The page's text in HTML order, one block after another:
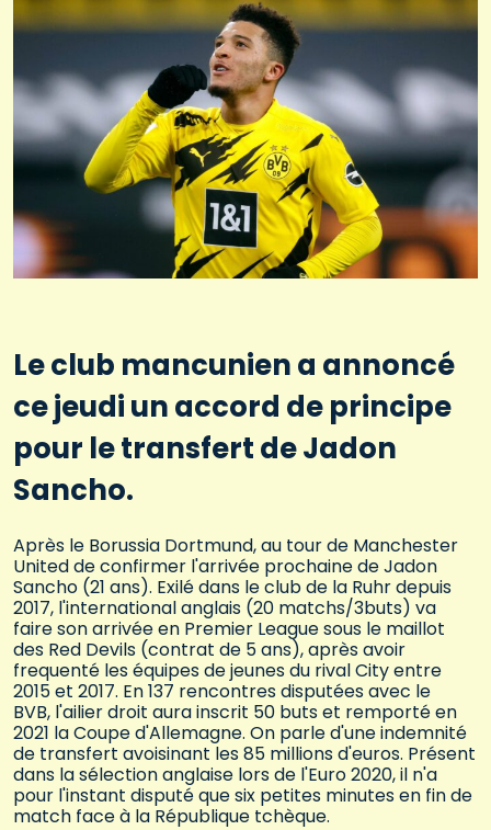
Le club mancunien a annoncé
ce jeudi un accord de principe
pour le transfert de Jadon
Sancho.
Après le Borussia Dortmund, au tour de Manchester
United de confirmer l'arrivée prochaine de Jadon
Sancho (21 ans). Exilé dans le club de la Ruhr depuis
2017, l'international anglais (20 matchs/3buts) va
faire son arrivée en Premier League sous le maillot
des Red Devils (contrat de 5 ans), après avoir
frequenté les équipes de jeunes du rival City entre
2015 et 2017. En 137 rencontres disputées avec le
BVB, l'ailier droit aura inscrit 50 buts et remporté en
2021 la Coupe d'Allemagne. On parle d'une indemnité
de transfert avoisinant les 85 millions d'euros. Présent
dans la sélection anglaise lors de l'Euro 2020, il n'a
pour l'instant disputé que six petites minutes en fin de
match face à la République tchèque.